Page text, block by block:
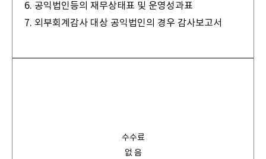
6. 공익법인등의 재무상태표 및 운영성과표
7. 외부회계감사 대상 공익법인의 경우 감사보고서
수수료
없 음